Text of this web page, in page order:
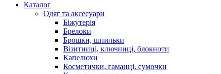
Каталог
Oдяг та аксесуари
Біжутерія
Брелоки
Брошки, шпильки
Візитниці, ключниці, блокноти
Капелюхи
Косметички, гаманці, сумочки